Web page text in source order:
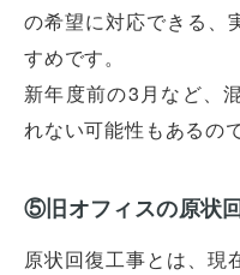
の希望に対応できる、
すめです。
新年度前の3月など、
れない可能性もあるの
⑤旧オフィスの原状
原状回復工事とは、現